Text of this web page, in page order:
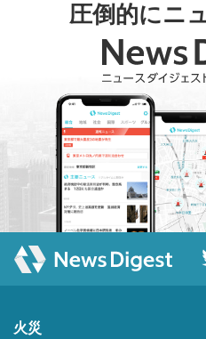
圧倒的にニ
火災